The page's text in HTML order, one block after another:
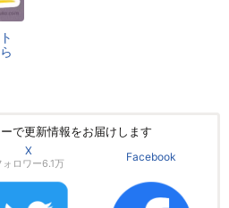
で更新情報をお届けします
X
ォロワー6.1万
Facebook